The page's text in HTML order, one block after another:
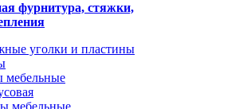
фурнитура, стяжки,
уголки и пластины
мебельные
мебельные